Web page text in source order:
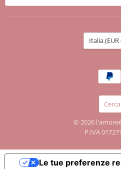
Cerca
© 2026
P.IVA
Italia
Le tue preferenze